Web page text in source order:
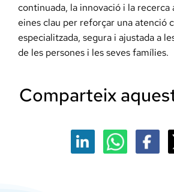
continuada, la innovació i la recerca
eines clau per reforçar una atenció
especialitzada, segura i ajustada a
de les persones i les seves famílies.
Comparteix